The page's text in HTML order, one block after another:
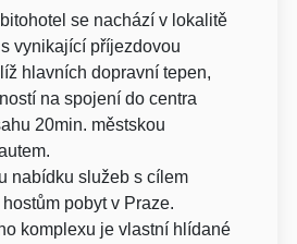
se nachází v lokalitě
vynikající příjezdovou
hlavních dopravní tepen,
na spojení do centra
20min. městskou
nabídku služeb s cílem
pobyt v Praze.
komplexu je vlastní hlídané